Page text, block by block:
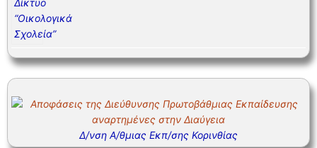
Δ/νση Α/θμιας Εκπ/σης Κορινθίας